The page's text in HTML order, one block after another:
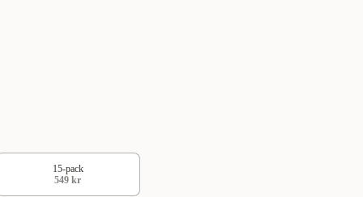
15-pack
549 kr